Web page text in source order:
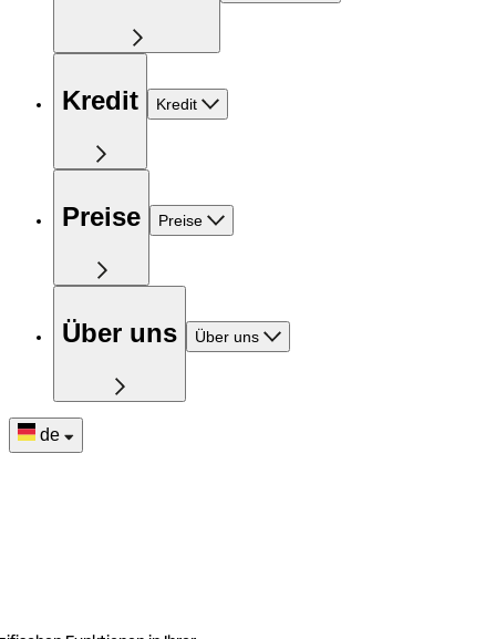
Kredit Kredit
Preise Preise
Über uns Über uns
de